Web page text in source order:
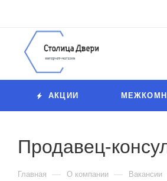
АКЦИИ
Продавец-
Главная — О компании — Вакансии